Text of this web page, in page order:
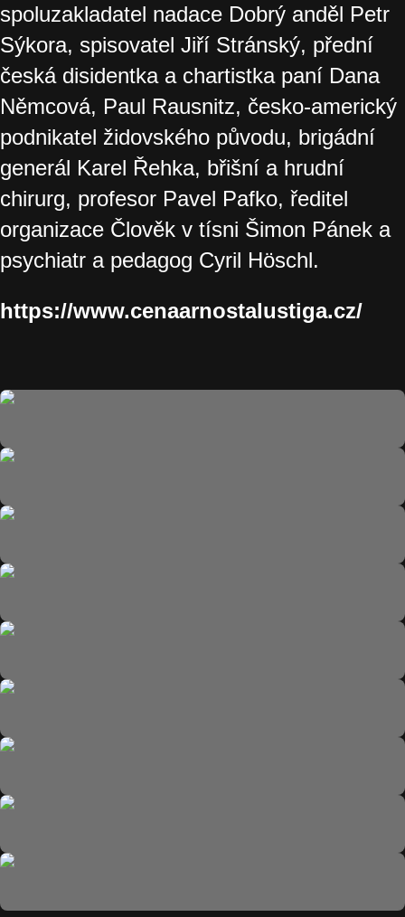
spoluzakladatel nadace Dobrý anděl Petr
Sýkora, spisovatel Jiří Stránský, přední
česká disidentka a chartistka paní Dana
Němcová, Paul Rausnitz, česko-americký
podnikatel židovského původu, brigádní
generál Karel Řehka, břišní a hrudní
chirurg, profesor Pavel Pafko, ředitel
organizace Člověk v tísni Šimon Pánek a
psychiatr a pedagog Cyril Höschl.
https://www.cenaarnostalustiga.cz/